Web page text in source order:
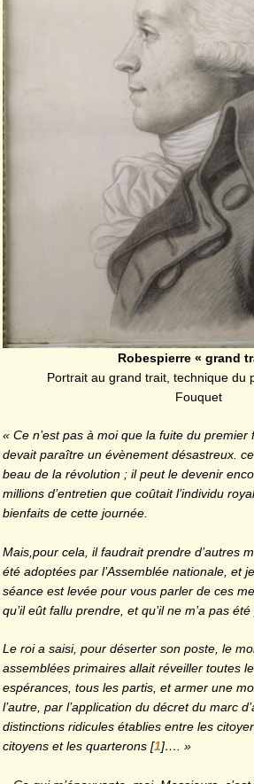
Robespierre « grand
Portrait au grand trait, technique du
Fouquet
« Ce n’est pas à moi que la fuite du premier
devait paraître un évènement désastreux.
beau de la révolution ; il peut le devenir
millions d’entretien que coûtait l’individu
bienfaits de cette journée.
Mais,pour cela, il faudrait prendre d’autres
été adoptées par l’Assemblée nationale, et
séance est levée pour vous parler de ces
qu’il eût fallu prendre, et qu’il ne m’a pas
Le roi a saisi, pour déserter son poste, le
assemblées primaires allait réveiller toutes
espérances, tous les partis, et armer une
l’autre, par l’application du décret du marc
distinctions ridicules établies entre les
citoyens et les quarterons [1]…. »